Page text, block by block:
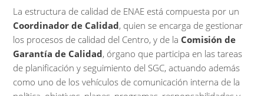
La estructura de calidad de ENAE está compuesta por un
Coordinador de Calidad, quien se encarga de gestionar
los procesos de calidad del Centro, y de la Comisión de
Garantía de Calidad, órgano que participa en las tareas
de planificación y seguimiento del SGC, actuando además
como uno de los vehículos de comunicación interna de la